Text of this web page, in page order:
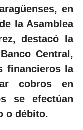
en
la Asamblea
destacó la
Central,
financieros la
cobros en
se efectúan
o débito.